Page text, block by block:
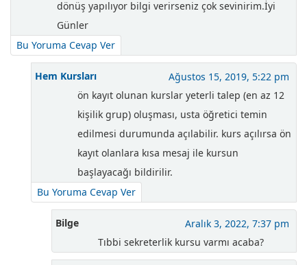
dönüş yapılıyor bilgi verirseniz çok sevinirim.İyi
Günler
Bu Yoruma Cevap Ver
Hem Kursları
Ağustos 15, 2019, 5:22 pm
ön kayıt olunan kurslar yeterli talep (en az 12
kişilik grup) oluşması, usta öğretici temin
edilmesi durumunda açılabilir. kurs açılırsa ön
kayıt olanlara kısa mesaj ile kursun
başlayacağı bildirilir.
Bu Yoruma Cevap Ver
Bilge
Aralık 3, 2022, 7:37 pm
Tıbbi sekreterlik kursu varmı acaba?